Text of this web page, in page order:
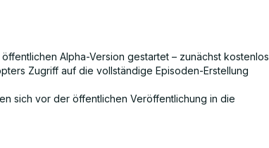
Alpha-Version gestartet – zunächst kostenlos
Zugriff auf die vollständige Episoden-Erstellung
sich vor der öffentlichen Veröffentlichung in die